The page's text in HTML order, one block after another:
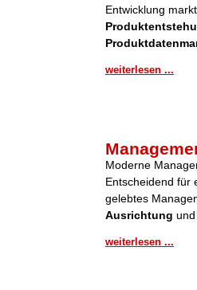
Entwicklung
weiterlesen ...
Moderne
Entscheidend für
gelebtes
Ausrichtung
weiterlesen ...